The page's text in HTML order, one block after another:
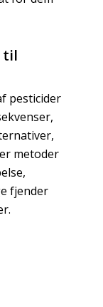
til
pesticider
metoder
fjender